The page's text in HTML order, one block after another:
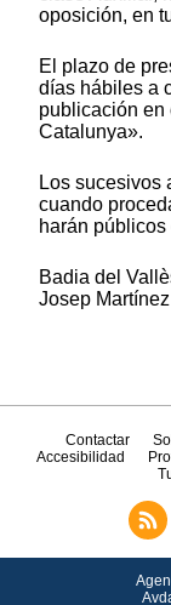
oposición, en
El plazo de
días hábiles a
publicación en
Catalunya».
Los sucesivos
cuando
harán
Badia del
Josep
Contactar
Accesibilidad